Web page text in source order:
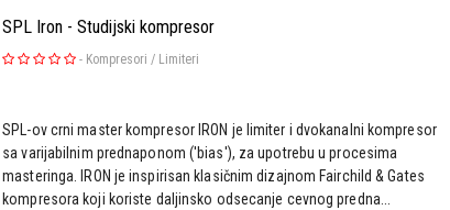
SPL Iron - Studijski kompresor
- Kompresori / Limiteri
SPL-ov crni master kompresor IRON je limiter i dvokanalni kompresor
sa varijabilnim prednaponom ('bias'), za upotrebu u procesima
masteringa. IRON je inspirisan klasičnim dizajnom Fairchild & Gates
kompresora koji koriste daljinsko odsecanje cevnog predna...